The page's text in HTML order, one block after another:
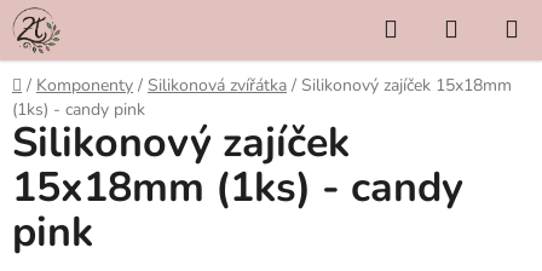
Přejít
na
obsah
Hledat
KOŠÍK
Domů
/ Komponenty / Silikonová zvířátka / Silikonový zajíček 15x18mm
(1ks) - candy pink
Silikonový zajíček
15x18mm (1ks) - candy
pink